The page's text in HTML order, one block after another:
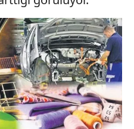
yer alan panel
ilişkin detaylı bilgi
Çerez Bilgilendirme
Kanunu uyarınca
okumak ve sitemizde
çerezlerle ilgili bilgi